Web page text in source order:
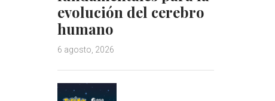
evolución del cerebro
humano
6 agosto, 2026